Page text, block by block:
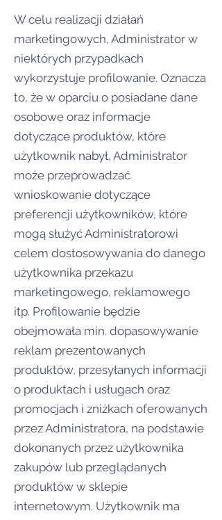
W celu realizacji działań
marketingowych, Administrator w
niektórych przypadkach
wykorzystuje profilowanie. Oznacza
to, że w oparciu o posiadane dane
osobowe oraz informacje
dotyczące produktów, które
użytkownik nabył, Administrator
może przeprowadzać
wnioskowanie dotyczące
preferencji użytkowników, które
mogą służyć Administratorowi
celem dostosowywania do danego
użytkownika przekazu
marketingowego, reklamowego
itp. Profilowanie będzie
obejmowała min. dopasowywanie
reklam prezentowanych
produktów, przesyłanych informacji
o produktach i usługach oraz
promocjach i zniżkach oferowanych
przez Administratora, na podstawie
dokonanych przez użytkownika
zakupów lub przeglądanych
produktów w sklepie
internetowym. Użytkownik ma